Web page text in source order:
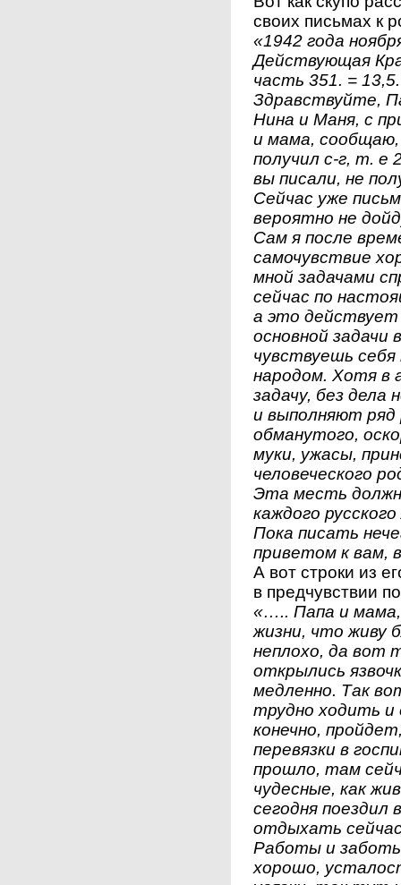
своих письмах к
«1942 года
Действующая
часть 351. = 13,5.
Здравствуйте,
Нина и Маня, с
и мама,
получил с-г, т. е
вы писали, не
Сейчас уже
вероятно не
Сам я после
самочувствие
мной задачами
сейчас по
а это действует
основной задачи
чувствуешь
народом. Хотя в
задачу, без дела
и выполняют
обманутого,
муки, ужасы,
человеческого
Эта месть
каждого
Пока писать
приветом к вам,
А вот строки из
в предчувствии
«….. Папа и
жизни, что живу
неплохо, да вот
открылись
медленно. Так
трудно ходить и
конечно,
перевязки в
прошло, там
чудесные, как
сегодня
отдыхать
Работы и заботы
хорошо,